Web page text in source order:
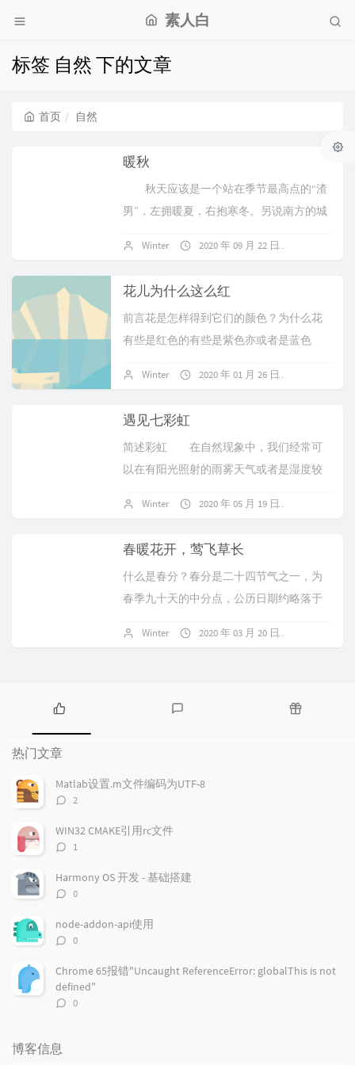
素人白
标签 自然 下的文章
首页 自然
暖秋
秋天应该是一个站在季节最高点的“渣
男”，左拥暖夏，右抱寒冬。另说南方的城
Winter 2020 年 09 月 22 日
花儿为什么这么红
前言花是怎样得到它们的颜色？为什么花
有些是红色的有些是紫色亦或者是蓝色
Winter 2020 年 01 月 26 日
遇见七彩虹
简述彩虹 在自然现象中，我们经常可
以在有阳光照射的雨雾天气或者是湿度较
Winter 2020 年 05 月 19 日
春暖花开，莺飞草长
什么是春分？春分是二十四节气之一，为
春季九十天的中分点，公历日期约略落于
Winter 2020 年 03 月 20 日
热
门
文
章
论
热门文章
Matlab设置.m文件编码为UTF-8
评
数：
2
WIN32 CMAKE引用rc文件
评
数：
1
Harmony OS 开发 - 基础搭建
评
数：
0
node-addon-api使用
评
数：
0
Chrome 65报错"Uncaught ReferenceError: globalThis is not
defined"
评
0
博客信息